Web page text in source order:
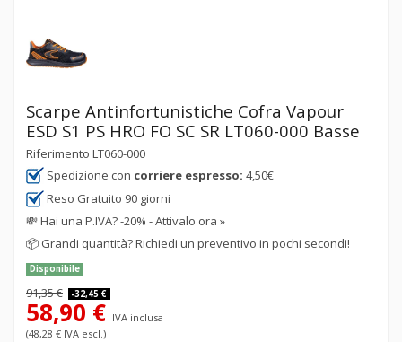
Scarpe Antinfortunistiche Cofra Vapour
ESD S1 PS HRO FO SC SR LT060-000 Basse
Riferimento LT060-000
Spedizione con corriere espresso: 4,50€
Reso Gratuito 90 giorni
💸Hai una P.IVA? -20% - Attivalo ora »
📦 Grandi quantità? Richiedi un preventivo in pochi secondi!
Disponibile
91,35 € -32,45 €
58,90 € IVA inclusa
(48,28 € IVA escl.)